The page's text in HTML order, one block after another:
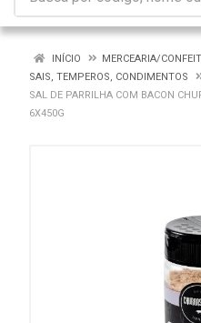
INÍCIO
MERCEARIA/
SAIS, TEMPEROS, CONDIMENTOS
SAL DE PARRILHA COM BACON
6X450G